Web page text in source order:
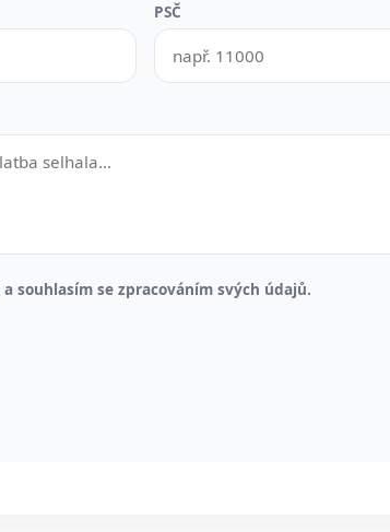
PSČ
a souhlasím se zpracováním svých údajů.